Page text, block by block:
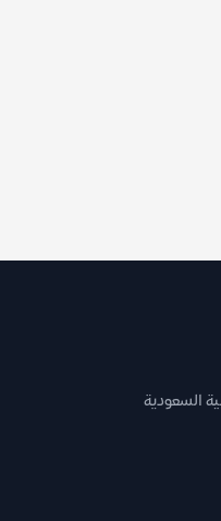
السعودية